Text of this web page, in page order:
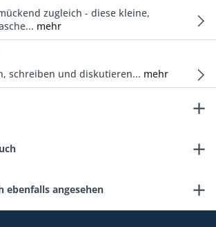
zugleich - diese kleine,
mehr
schreiben und diskutieren... mehr
ebenfalls angesehen